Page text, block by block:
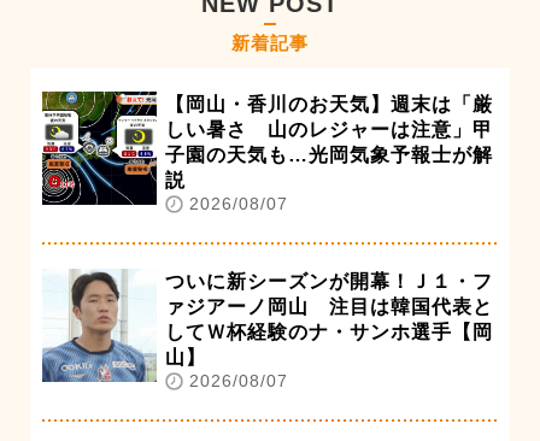
新着記事
【岡山・香川のお天気】週末は「厳
しい暑さ 山のレジャーは注意」甲
子園の天気も…光岡気象予報士が解
説
2026/08/07
ついに新シーズンが開幕！Ｊ１・フ
ァジアーノ岡山 注目は韓国代表と
してＷ杯経験のナ・サンホ選手【岡
山】
2026/08/07